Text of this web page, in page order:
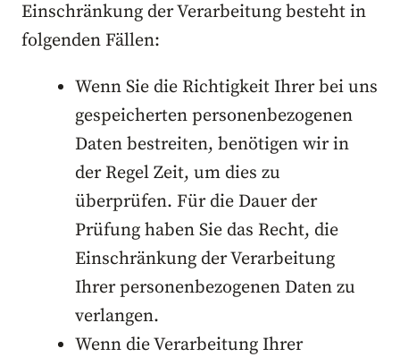
Einschränkung der Verarbeitung besteht in
folgenden Fällen:
Wenn Sie die Richtigkeit Ihrer bei uns
gespeicherten personenbezogenen
Daten bestreiten, benötigen wir in
der Regel Zeit, um dies zu
überprüfen. Für die Dauer der
Prüfung haben Sie das Recht, die
Einschränkung der Verarbeitung
Ihrer personenbezogenen Daten zu
verlangen.
Wenn die Verarbeitung Ihrer